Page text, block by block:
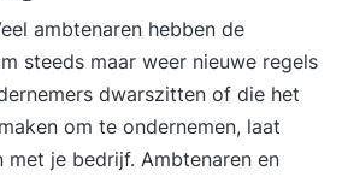
ambtenaren hebben de
steeds maar weer nieuwe regels
dwarszitten of die het
om te ondernemen, laat
met je bedrijf. Ambtenaren en